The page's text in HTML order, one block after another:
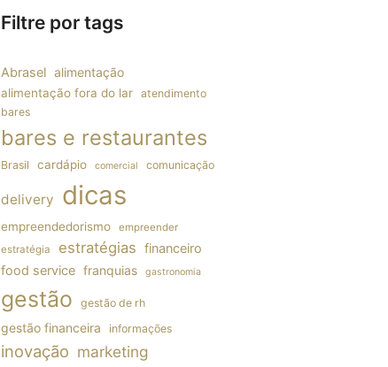
Filtre por tags
Abrasel alimentação
alimentação fora do lar
atendimento
bares
bares e restaurantes
Brasil cardápio comercial comunicação
delivery dicas
empreendedorismo
empreender
estratégia
estratégias financeiro
food service franquias gastronomia
gestão gestão de rh
gestão financeira informações
inovação marketing